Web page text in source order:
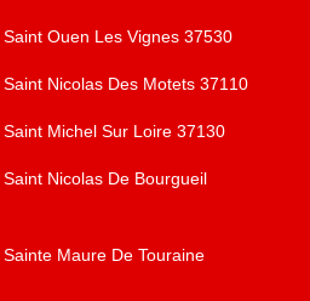
Ouen Les Vignes 37530
Nicolas Des Motets 37110
Michel Sur Loire 37130
Nicolas De Bourgueil
Maure De Touraine